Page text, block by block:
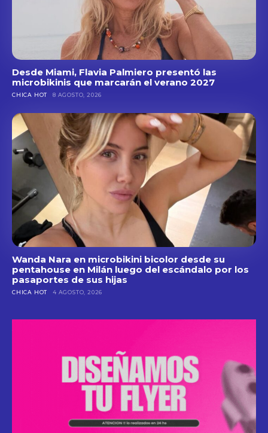
Desde Miami, Flavia Palmiero presentó las
microbikinis que marcarán el verano 2027
CHICA HOT 8 AGOSTO, 2026
Wanda Nara en microbikini bicolor desde su
pentahouse en Milán luego del escándalo por los
pasaportes de sus hijas
CHICA HOT 4 AGOSTO, 2026